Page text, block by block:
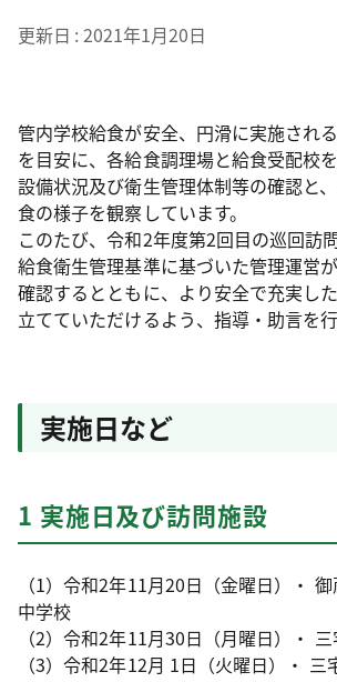
更新日 2021年1月20日
管内学校給食が安全、円滑に実施され
を目安に、各給食調理場と給食受配校
設備状況及び衛生管理体制等の確認と
食の様子を観察しています。
このたび、令和2年度第2回目の巡回訪
給食衛生管理基準に基づいた管理運営
確認するとともに、より安全で充実し
立てていただけるよう、指導・助言を行
実施日など
1 実施日及び訪問施設
（1）令和2年11月20日（金曜日）・
中学校
（2）令和2年11月30日（月曜日）・
（3）令和2年12月 1日（火曜日）・